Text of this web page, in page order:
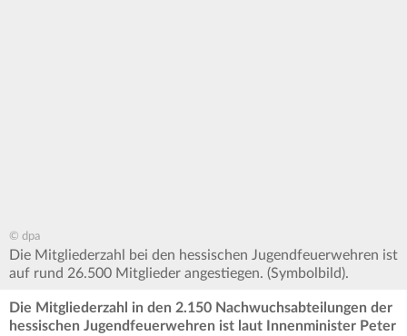
© dpa
Die Mitgliederzahl bei den hessischen Jugendfeuerwehren ist
auf rund 26.500 Mitglieder angestiegen. (Symbolbild).
Die Mitgliederzahl in den 2.150 Nachwuchsabteilungen der
hessischen Jugendfeuerwehren ist laut Innenminister Peter